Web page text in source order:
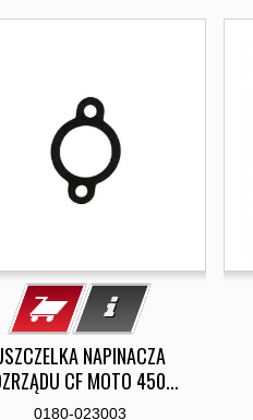
NAPINACZA
CF MOTO 450...
0180-023003